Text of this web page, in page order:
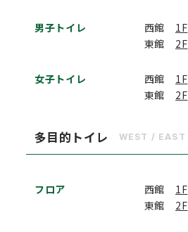
男子トイレ 西館 1F
東館
2F
女子トイレ 西館 1F
東館
2F
多目的トイレ WEST / EAST
フロア 西館
1F
東館
2F